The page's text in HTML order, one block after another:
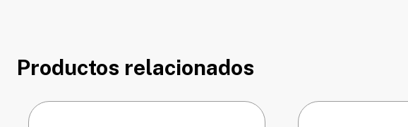
Productos relacionados